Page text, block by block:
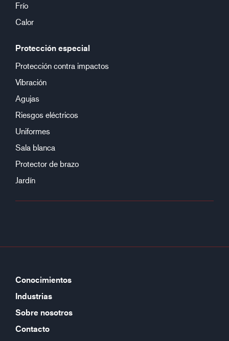
Frío
Calor
Protección especial
Protección contra impactos
Vibración
Agujas
Riesgos eléctricos
Uniformes
Sala blanca
Protector de brazo
Jardín
Conocimientos
Industrias
Sobre nosotros
Contacto